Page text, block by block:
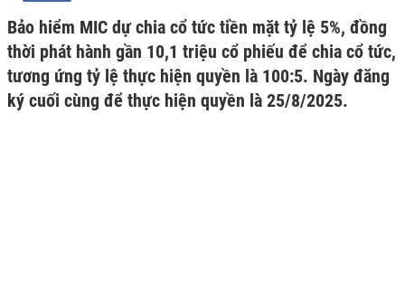
Bảo hiểm MIC dự chia cổ tức tiền mặt tỷ lệ 5%, đồng
thời phát hành gần 10,1 triệu cổ phiếu để chia cổ tức,
tương ứng tỷ lệ thực hiện quyền là 100:5. Ngày đăng
ký cuối cùng để thực hiện quyền là 25/8/2025.